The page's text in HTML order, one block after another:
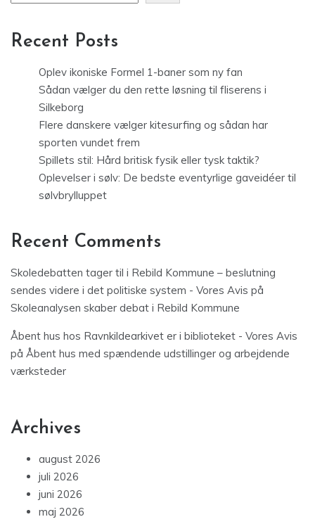
Recent Posts
Oplev ikoniske Formel 1-baner som ny fan
Sådan vælger du den rette løsning til fliserens i
Silkeborg
Flere danskere vælger kitesurfing og sådan har
sporten vundet frem
Spillets stil: Hård britisk fysik eller tysk taktik?
Oplevelser i sølv: De bedste eventyrlige gaveidéer til
sølvbrylluppet
Recent Comments
Skoledebatten tager til i Rebild Kommune – beslutning
sendes videre i det politiske system - Vores Avis på
Skoleanalysen skaber debat i Rebild Kommune
Åbent hus hos Ravnkildearkivet er i biblioteket - Vores Avis
på Åbent hus med spændende udstillinger og arbejdende
værksteder
Archives
august 2026
juli 2026
juni 2026
maj 2026